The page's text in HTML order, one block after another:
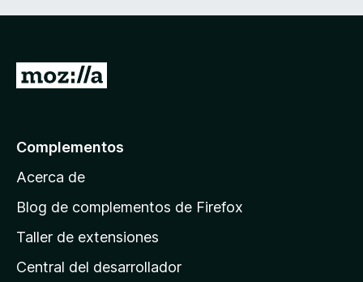
p
á
n
Complementos
Acerca de
Blog de complementos de Firefox
Taller de extensiones
Central del desarrollador